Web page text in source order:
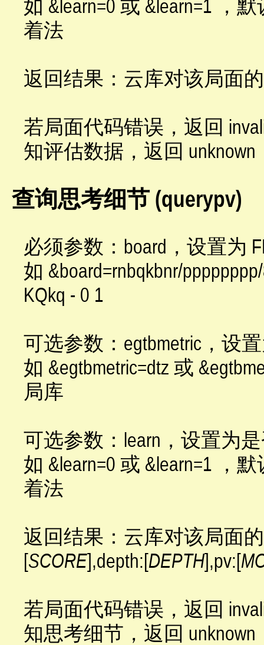
如 &learn=0 或 &learn=1 ，
着法
返回结果：云库对该局面
若局面代码错误，返回
知评估数据，返回 unknown
查询思考细节 (querypv)
必须参数：board，设置为
如 &board=rnbqkbnr/
KQkq - 0 1
可选参数：egtbmetric，设
如 &egtbmetric=dtz 或
局库
可选参数：learn，设置为
如 &learn=0 或 &learn=1 ，
着法
返回结果：云库对该局面
[SCORE],depth:[DEPTH],pv:[
若局面代码错误，返回
知思考细节，返回 unknown